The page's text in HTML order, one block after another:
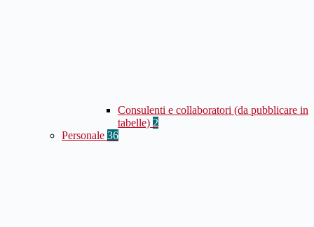
Consulenti e collaboratori (da pubblicare in
tabelle) 2
Personale 36